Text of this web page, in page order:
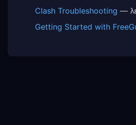
Clash Troubleshooting —
Getting Started with